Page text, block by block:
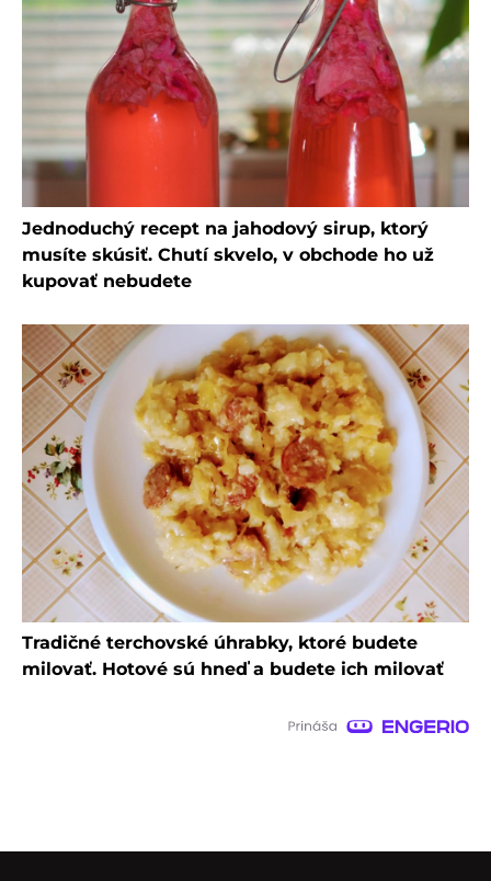
Jednoduchý recept na jahodový sirup, ktorý
musíte skúsiť. Chutí skvelo, v obchode ho už
kupovať nebudete
Tradičné terchovské úhrabky, ktoré budete
milovať. Hotové sú hneď a budete ich milovať